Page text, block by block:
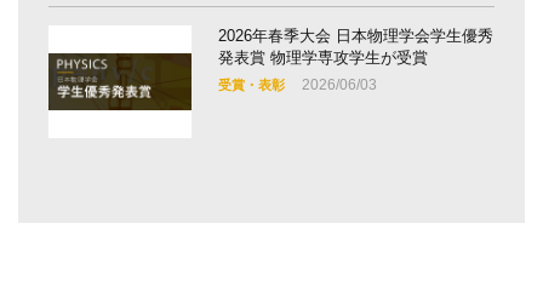
2026年春季大会 日本物理学会学生優秀
発表賞 物理学専攻学生が受賞
受賞・表彰 2026/06/03